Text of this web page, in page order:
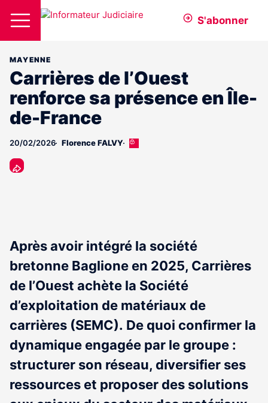
S'abonner
MAYENNE
Carrières de l’Ouest
renforce sa présence en Île-
de-France
20/02/2026 Florence FALVY
Cet
Après avoir intégré la société
bretonne Baglione en 2025, Carrières
de l’Ouest achète la Société
d’exploitation de matériaux de
carrières (SEMC). De quoi confirmer la
dynamique engagée par le groupe :
structurer son réseau, diversifier ses
ressources et proposer des solutions